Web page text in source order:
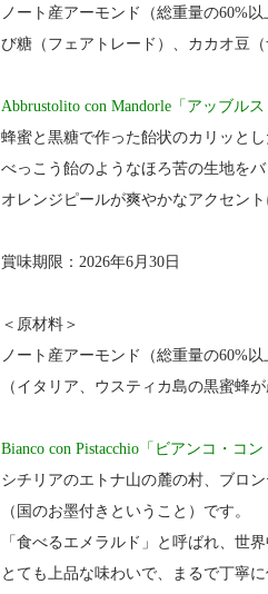
ノート産アーモンド（総重量の60%
び糖（フェアトレード）、カカオ豆
Abbrustolito con Mandorle「アッブル
蜂蜜と黒糖で作った飴状のカリッと
べっこう飴のようなほろ苦の生地を
オレンジピールが爽やかなアクセン
賞味期限：2026年6月30日
＜原材料＞
ノート産アーモンド（総重量の60%
（イタリア、ウスティカ島の黒蜜蜂
Bianco con Pistacchio「ビアンコ・コン
シチリアのエトナ山の麓の村、ブロ
（国のお墨付きということ）です。
「食べるエメラルド」と呼ばれ、世
とても上品な味わいで、まるで丁寧